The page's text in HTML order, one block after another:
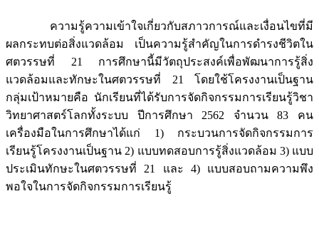
ความรู้ความเข้าใจเกี่ยวกับสภาวการณ์และเงื่อนไขที่มี
ผลกระทบต่อสิ่งแวดล้อม เป็นความรู้สำคัญในการดำรงชีวิตใน
ศตวรรษที่ 21 การศึกษานี้มีวัตถุประสงค์เพื่อพัฒนาการรู้สิ่ง
แวดล้อมและทักษะในศตวรรษที่ 21 โดยใช้โครงงานเป็นฐาน
กลุ่มเป้าหมายคือ นักเรียนที่ได้รับการจัดกิจกรรมการเรียนรู้วิชา
วิทยาศาสตร์โลกทั้งระบบ ปีการศึกษา 2562 จำนวน 83 คน
เครื่องมือในการศึกษาได้แก่ 1) กระบวนการจัดกิจกรรมการ
เรียนรู้โครงงานเป็นฐาน 2) แบบทดสอบการรู้สิ่งแวดล้อม 3) แบบ
ประเมินทักษะในศตวรรษที่ 21 และ 4) แบบสอบถามความพึง
พอใจในการจัดกิจกรรมการเรียนรู้